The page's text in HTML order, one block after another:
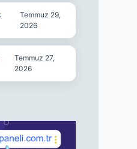
Temmuz 29,
2026
Temmuz 27,
2026